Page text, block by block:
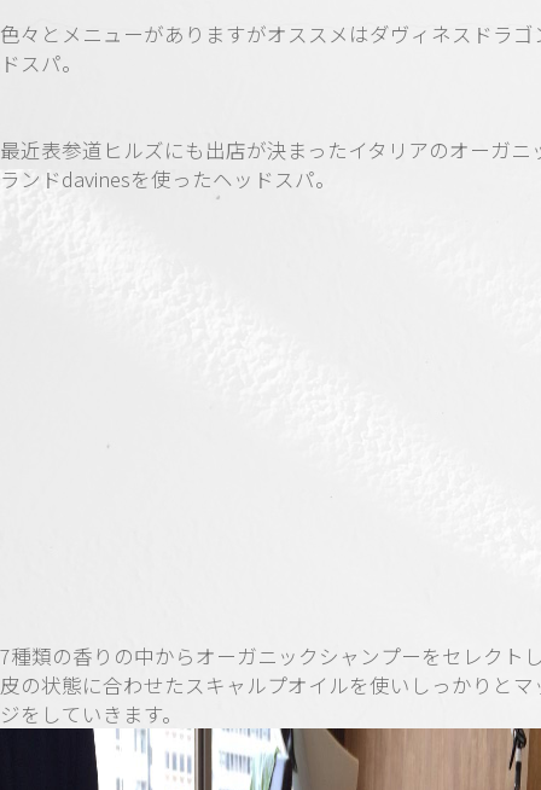
色々とメニューがありますがオススメはダヴィネスドラゴ
ドスパ。
最近表参道ヒルズにも出店が決まったイタリアのオーガニ
ランドdavinesを使ったヘッドスパ。
7種類の香りの中からオーガニックシャンプーをセレクト
皮の状態に合わせたスキャルプオイルを使いしっかりとマ
ジをしていきます。